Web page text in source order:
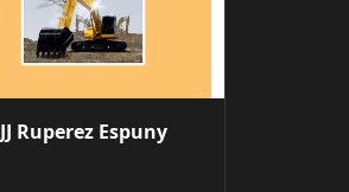
JJ Ruperez Espuny